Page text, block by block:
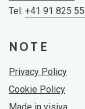
Tel: +41 91 825
NOTE
Privacy Policy
Cookie Policy